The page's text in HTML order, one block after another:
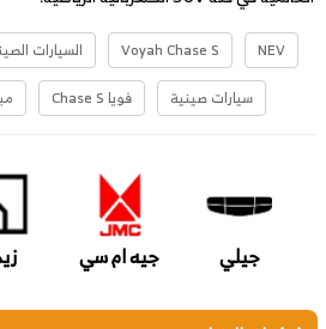
NEV
Voyah Chase S السيارات
سيارات صينية
فويا Chase S
جيلي جيه ام سي